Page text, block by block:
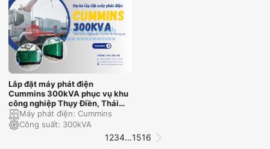
Lắp đặt máy phát điện
Cummins 300kVA phục vụ khu
công nghiệp Thụy Điền, Thái
Nguyên
Máy phát điện:Cummins
Công suất: 300kVA
1234…1516